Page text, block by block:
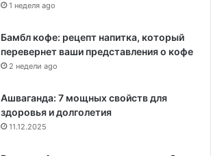
1 неделя ago
Бамбл кофе: рецепт напитка, который
перевернет ваши представления о кофе
2 недели ago
Ашваганда: 7 мощных свойств для
здоровья и долголетия
11.12.2025